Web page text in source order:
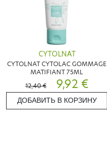
CYTOLNAT
CYTOLNAT CYTOLAC GOMMAGE
MATIFIANT 75ML
12,40 €
9,92 €
ДОБАВИТЬ В КОРЗИНУ